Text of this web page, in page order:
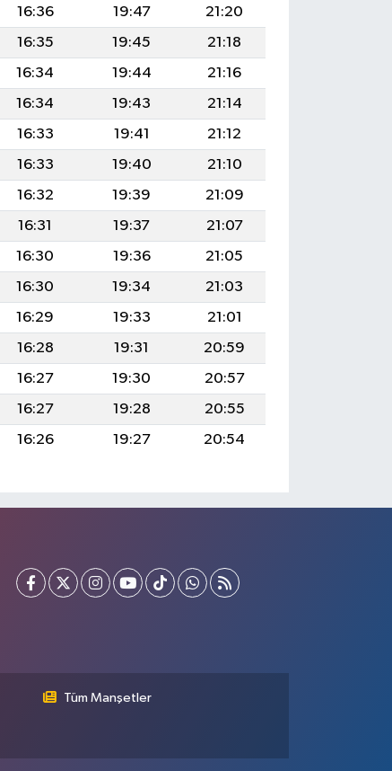
16:36 19:47
21:20
16:35 19:45
21:18
16:34 19:44
21:16
16:34 19:43
21:14
16:33 19:41
21:12
16:33 19:40
21:10
16:32 19:39
21:09
16:31 19:37
21:07
16:30 19:36
21:05
16:30 19:34
21:03
16:29 19:33
21:01
16:28 19:31
20:59
16:27 19:30
20:57
16:27 19:28
20:55
16:26 19:27 20:54
Tüm Manşetler